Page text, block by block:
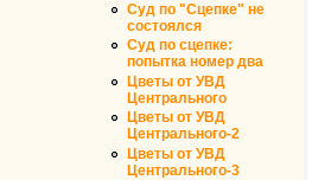
Суд по "Сцепке" не
состоялся
Суд по сцепке:
попытка номер два
Цветы от УВД
Центрального
Цветы от УВД
Центрального-2
Цветы от УВД
Центрального-3